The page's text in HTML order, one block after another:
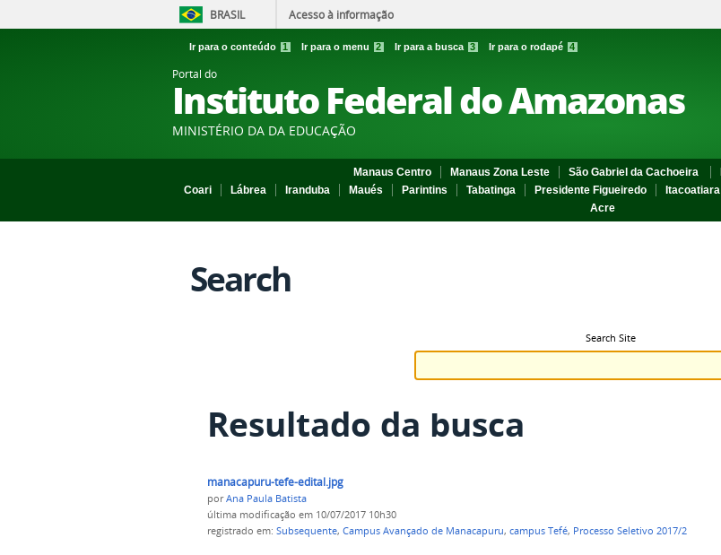
BRASIL Acesso à informação
Ir para o conteúdo 1 Ir para o menu 2 Ir para a busca 3 Ir para o rodapé 4
Portal do
Instituto Federal do Amazonas
MINISTÉRIO DA DA EDUCAÇÃO
Manaus Centro Manaus Zona Leste São Gabriel da Cachoeira
Coari
Lábrea Iranduba Maués Parintins Tabatinga Presidente Figueiredo Itacoatiara
Acre
Search
Search Site
Resultado da busca
manacapuru-tefe-edital.jpg
porAna Paula Batista
última modificação em 10/07/2017 10h30
registrado em: Subsequente, Campus Avançado de Manacapuru, campus Tefé, Processo Seletivo 2017/2